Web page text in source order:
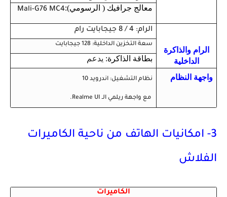
معالج جرافيك ( الرسومي):Mali-G76 MC4
الرام والذاكرة
الداخلية
الرام: 4 / 8 جيجابايت رام
سعة التخزين الداخلية: 128 جيجابايت
بطاقة الذاكرة: يدعم
واجهة النظام نظام التشغيل: اندرويد 10
مع واجهة ريلمي الـ Realme UI.
3- امكانيات الهاتف من ناحية الكاميرات
الفلاش
الكاميرات